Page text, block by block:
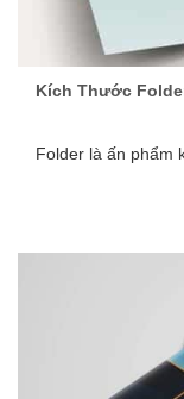
Kích Thước
Folder là ấn phẩm